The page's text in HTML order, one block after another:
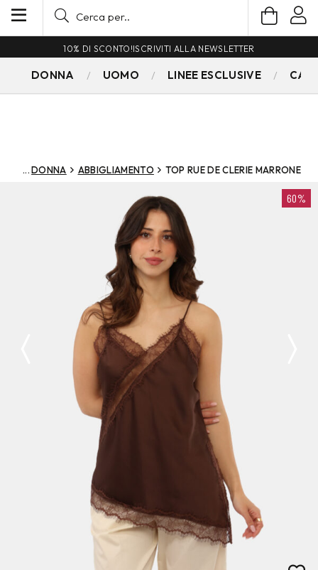
10% DI SCONTO!ISCRIVITI ALLA NEWSLETTER
DONNA UOMO LINEE ESCLUSIVE
DONNA ABBIGLIAMENTO TOP RUE DE CLERIE MARRONE
60%